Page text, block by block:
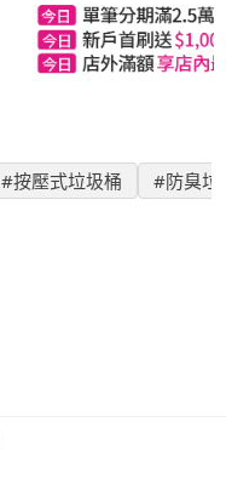
#按壓式垃圾桶 #防臭垃